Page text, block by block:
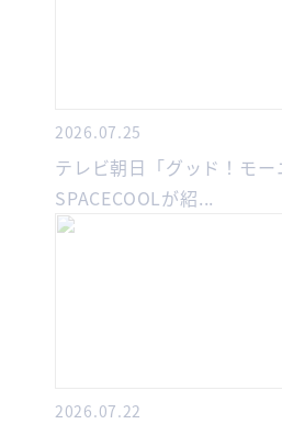
2026.07.25
テレビ朝日「グッド！モー
SPACECOOLが紹...
2026.07.22